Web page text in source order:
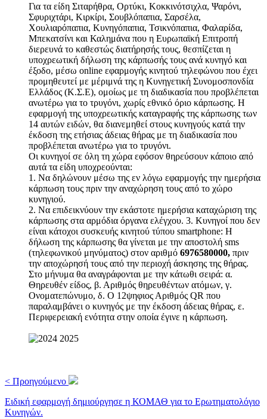
Για τα είδη Σιταρήθρα, Ορτύκι, Κοκκινότσιχλα, Ψαρόνι,
Σφυριχτάρι, Κιρκίρι, Σουβλόπαπια, Σαρσέλα,
Χουλιαρόπαπια, Κυνηγόπαπια, Τσικνόπαπια, Φαλαρίδα,
Μπεκατσίνι και Καλημάνα που η Ευρωπαϊκή Επιτροπή
διερευνά το καθεστώς διατήρησής τους, θεσπίζεται η
υποχρεωτική δήλωση της κάρπωσής τους ανά κυνηγό και
έξοδο, μέσω online εφαρμογής κινητού τηλεφώνου που έχει
προμηθευτεί με μέριμνά της η Κυνηγετική Συνομοσπονδία
Ελλάδος (Κ.Σ.Ε), ομοίως με τη διαδικασία που προβλέπεται
ανωτέρω για το τρυγόνι, χωρίς εθνικό όριο κάρπωσης. Η
εφαρμογή της υποχρεωτικής καταγραφής της κάρπωσης των
14 αυτών ειδών, θα διανεμηθεί στους κυνηγούς κατά την
έκδοση της ετήσιας άδειας θήρας με τη διαδικασία που
προβλέπεται ανωτέρω για το τρυγόνι.
Οι κυνηγοί σε όλη τη χώρα εφόσον θηρεύσουν κάποιο από
αυτά τα είδη υποχρεούνται:
1. Να δηλώνουν μέσω της εν λόγω εφαρμογής την ημερήσια
κάρπωση τους πριν την αναχώρηση τους από το χώρο
κυνηγιού.
2. Να επιδεικνύουν την εκάστοτε ημερήσια καταχώριση της
κάρπωσης στα αρμόδια όργανα ελέγχου. 3. Κυνηγοί που δεν
είναι κάτοχοι συσκευής κινητού τύπου smartphone: Η
δήλωση της κάρπωσης θα γίνεται με την αποστολή sms
(τηλεφωνικού μηνύματος) στον αριθμό 6976580000, πριν
την αποχώρησή τους από την περιοχή άσκησης της θήρας.
Στο μήνυμα θα αναγράφονται με την κάτωθι σειρά: α.
Θηρευθέν είδος, β. Αριθμός θηρευθέντων ατόμων, γ.
Ονοματεπώνυμο, δ. Ο 12ψηφιος Αριθμός QR που
παραλαμβάνει ο κυνηγός με την έκδοση άδειας θήρας, ε.
Περιφερειακή ενότητα στην οποία έγινε η κάρπωση.
< Προηγούμενο
Ειδική εφαρμογή δημιούργησε η ΚΟΜΑΘ για το Ερωτηματολόγιο
Κυνηγών.